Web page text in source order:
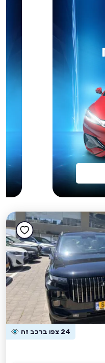
24 צפו ברכב זה